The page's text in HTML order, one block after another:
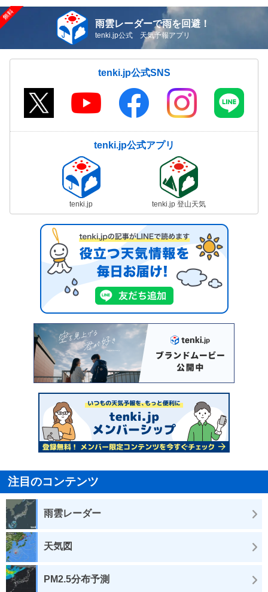
雨雲レーダーで雨を回避！
tenki.jp公式 天気予報アプリ
tenki.jp公式SNS
tenki.jp公式アプリ
tenki.jp tenki.jp 登山天気
注目のコンテンツ
雨雲レーダー
天気図
PM2.5分布予測